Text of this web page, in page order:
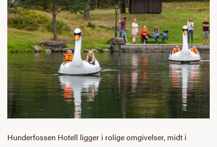
Hunderfossen Hotell ligger i rolige omgivelser, midt i